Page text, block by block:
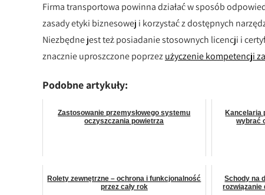
Firma transportowa powinna działać w sposób
zasady etyki biznesowej i korzystać z dostępnych
Niezbędne jest też posiadanie stosownych licencji i
znacznie uproszczone poprzezużyczenie kompetencji
Podobne artykuły:
Zastosowanie przemysłowego systemu
oczyszczania powietrza
Kancelaria
wybrać
Rolety zewnętrzne – ochrona i funkcjonalność
przez cały rok
Schody na
rozwiązanie